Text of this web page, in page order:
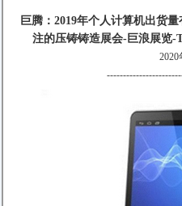
巨腾：2019年个人计算机出货
注的压铸铸造展会-巨浪展览-
2020